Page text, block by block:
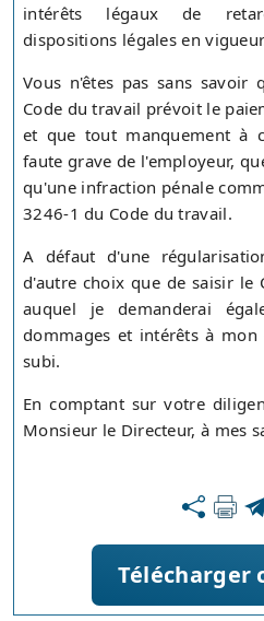
intérêts légaux de
dispositions légales en
Vous n'êtes pas sans savoir
Code du travail prévoit le
et que tout manquement à
faute grave de l'employeur,
qu'une infraction pénale
3246-1 du Code du travail.
A défaut d'une
d'autre choix que de saisir le
auquel je demanderai
dommages et intérêts à
subi.
En comptant sur votre
Monsieur le Directeur, à mes
Télécharger